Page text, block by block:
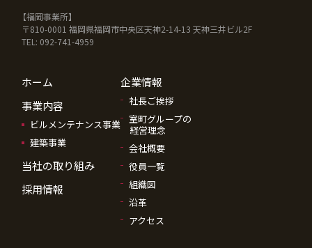
【福岡事業所】
〒810-0001 福岡県福岡市中央区天神2-14-13 天神三井ビル2F
TEL: 092-741-4959
ホーム
事業内容
ビルメンテナンス事業
建築事業
当社の取り組み
採用情報
企業情報
社長ご挨拶
室町グループの
経営理念
会社概要
役員一覧
組織図
沿革
アクセス